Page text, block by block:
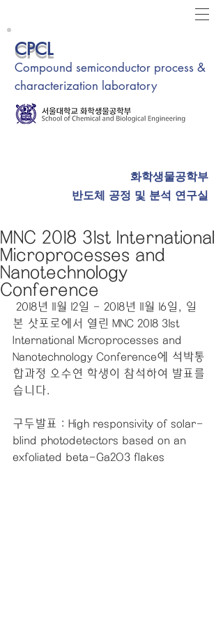
CPCL
Compound semiconductor process &
characterization laboratory
화학생물공학부
반도체 공정 및 분석 연구실
MNC 2018 31st International
Microprocesses and
Nanotechnology
Conference
본 삿포로에서 열린 MNC 2018 31st
International Microprocesses and
Nanotechnology Conference에 석박통
합과정 오수연 학생이 참석하여 발표를
습니다.
구두발표 : High responsivity of solar-
blind photodetectors based on an
exfoliated beta-Ga2O3 flakes